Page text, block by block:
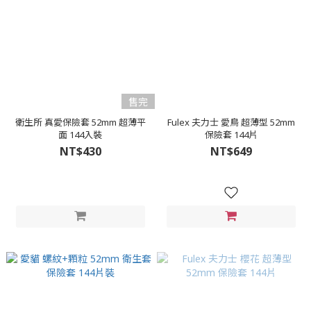
售完
衛生所 真愛保險套 52mm 超薄平
面 144入裝
NT$430
Fulex 夫力士 愛鳥 超薄型 52mm
保險套 144片
NT$649